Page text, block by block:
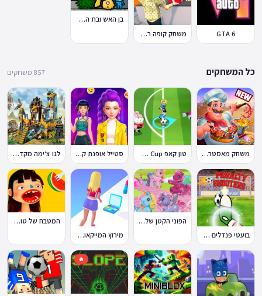
GTA 6 משחק קופה ראשית
בן האש ובת המים 7: וחברים
כל המשחקים 857 משחקים
משחק מאסטר שף טון קאפ Toon Cup סטייל אופנת קיי-פופ לגו צ'ימה מקדש האריות
בועטי פנדלים Penalty Shooters
הפוני הקטן שלי: מסיבה בכפר
מירוץ המייקאובר Makeover Run
המטבח של טוקה בוקה
🔥